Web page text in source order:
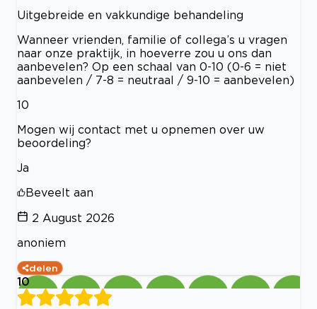
Uitgebreide en vakkundige behandeling
Wanneer vrienden, familie of collega’s u vragen
naar onze praktijk, in hoeverre zou u ons dan
aanbevelen? Op een schaal van 0-10 (0-6 = niet
aanbevelen / 7-8 = neutraal / 9-10 = aanbevelen)
10
Mogen wij contact met u opnemen over uw
beoordeling?
Ja
Beveelt aan
2 August 2026
anoniem
delen
10